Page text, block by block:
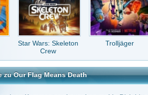
Keine Kommentare vorhanden.